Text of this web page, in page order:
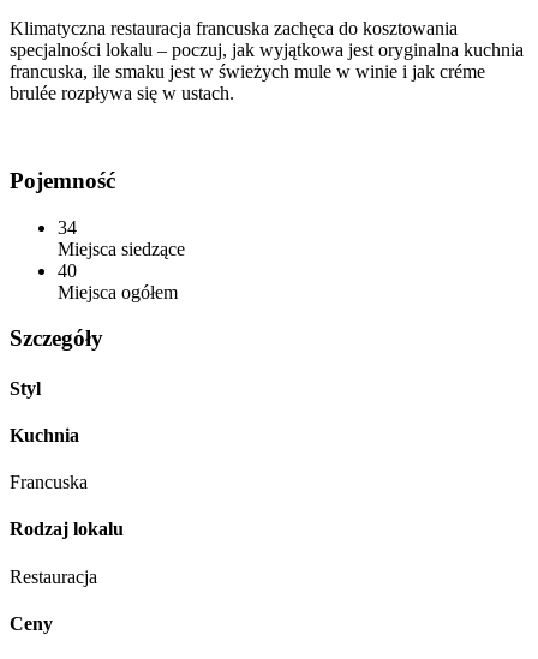
Klimatyczna restauracja francuska zachęca do kosztowania
specjalności lokalu – poczuj, jak wyjątkowa jest oryginalna kuchnia
francuska, ile smaku jest w świeżych mule w winie i jak créme
brulée rozpływa się w ustach.
Pojemność
34
Miejsca siedzące
40
Miejsca ogółem
Szczegóły
Styl
Kuchnia
Francuska
Rodzaj lokalu
Restauracja
Ceny